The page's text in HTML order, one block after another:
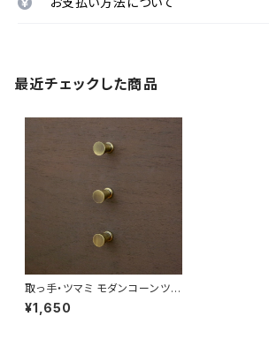
最近チェックした商品
取っ手・ツマミ モダンコーンツマ
ミ 508sy L３本セット 日本製
¥1,650